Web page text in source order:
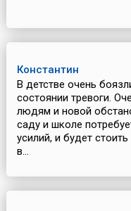
Константин
В детстве очень
состоянии тревоги.
людям и новой
саду и школе
усилий, и будет
в...